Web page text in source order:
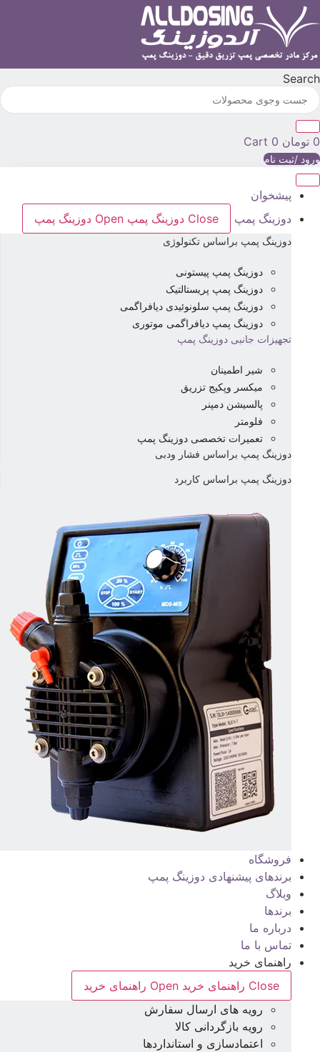
پرش
به
Search
0 تومان 0
Cart
ورود /ثبت نام
پیشخوان
دوزینگ پمپ
Close دوزینگ پمپ Open دوزینگ پمپ
دوزینگ پمپ براساس تکنولوژی
دوزینگ پمپ پیستونی
دوزینگ پمپ پریستالتیک
دوزینگ پمپ سلونوئیدی دیافراگمی
دوزینگ پمپ دیافراگمی موتوری
تجهیزات جانبی دوزینگ پمپ
شیر اطمینان
میکسر وپکیج تزریق
پالسیشن دمپنر
فلومتر
تعمیرات تخصصی دوزینگ پمپ
دوزینگ پمپ براساس فشار ودبی
دوزینگ پمپ براساس کاربرد
فروشگاه
برندهای پیشنهادی دوزینگ پمپ
وبلاگ
برندها
درباره ما
تماس با ما
راهنمای خرید
Close راهنمای خرید
Open راهنمای خرید
رویه های ارسال سفارش
رویه بازگردانی کالا
اعتمادسازی و استانداردها